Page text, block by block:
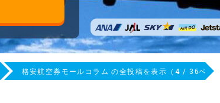
格安航空券モールコラム の全投稿を表示（4 / 36ページ